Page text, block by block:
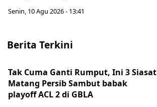
Senin, 10 Agu 2026 - 13:41
Berita Terkini
Tak Cuma Ganti Rumput, Ini 3 Siasat
Matang Persib Sambut babak
playoff ACL 2 di GBLA